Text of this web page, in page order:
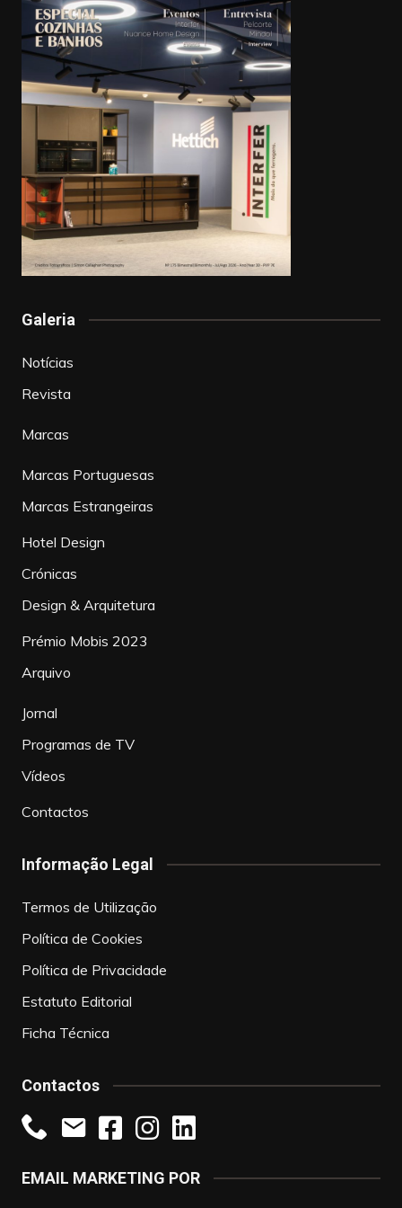
Galeria
Notícias
Revista
Marcas
Marcas Portuguesas
Marcas Estrangeiras
Hotel Design
Crónicas
Design & Arquitetura
Prémio Mobis 2023
Arquivo
Jornal
Programas de TV
Vídeos
Contactos
Informação Legal
Termos de Utilização
Política de Cookies
Política de Privacidade
Estatuto Editorial
Ficha Técnica
Contactos
EMAIL MARKETING POR